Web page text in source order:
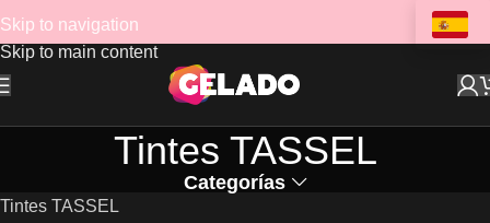
Skip to navigation
Skip to main content
Tintes TASSEL
Categorías
Tintes TASSEL